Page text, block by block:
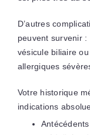
D’autres
peuvent survenir :
vésicule biliaire
allergiques
Votre historique
indications